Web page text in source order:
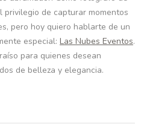
de capturar momentos
pero hoy quiero hablarte de un
especial: Las Nubes Eventos.
para quienes desean
de belleza y elegancia.